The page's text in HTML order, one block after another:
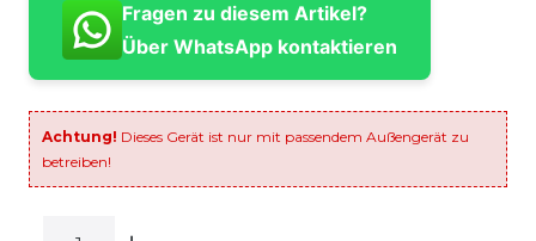
Fragen zu diesem Artikel?
Über WhatsApp kontaktieren
Achtung! Dieses Gerät ist nur mit passendem Außengerät zu
betreiben!